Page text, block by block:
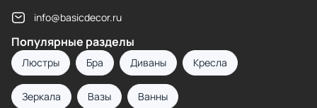
info@basicdecor.ru
Популярные разделы
Люстры Бра Диваны Кресла
Зеркала Вазы Ванны